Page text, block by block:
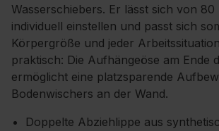
Wasserschiebers. Er lässt sich von 80
individuell einstellen und passt sich
Körpergröße und jeder
praktisch: Die Aufhängeöse am Ende
ermöglicht eine platzsparende
Bodenwischers an der Wand.
Doppelte Abziehlippe aus